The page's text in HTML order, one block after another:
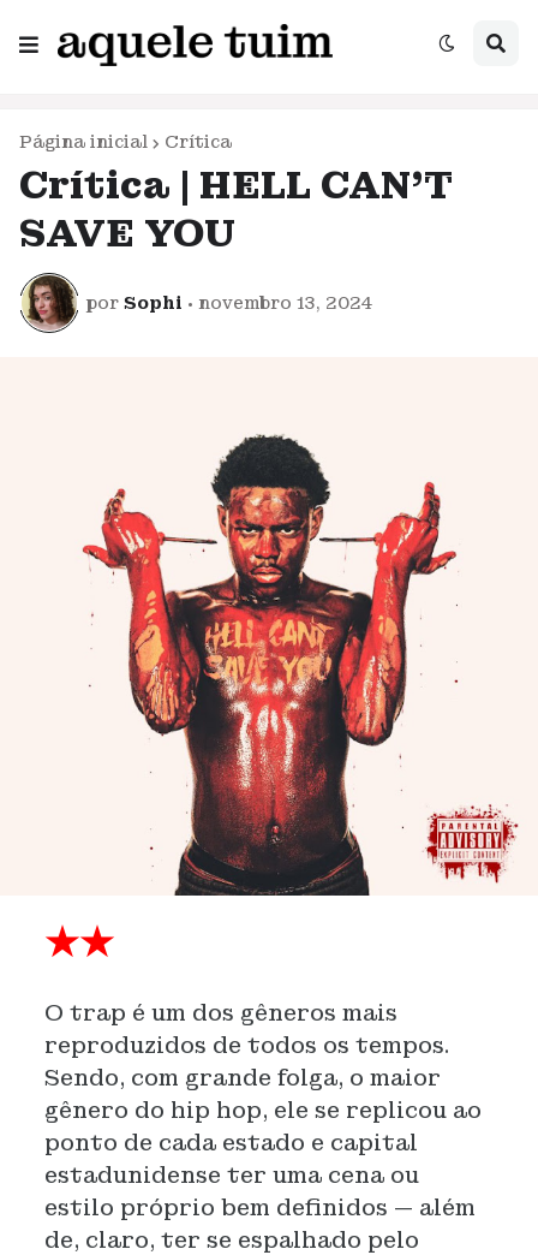
Página inicial Crítica
Crítica | HELL CAN'T
SAVE YOU
por Sophi • novembro 13, 2024
★★
O trap é um dos gêneros mais
reproduzidos de todos os tempos.
Sendo, com grande folga, o maior
gênero do hip hop, ele se replicou ao
ponto de cada estado e capital
estadunidense ter uma cena ou
estilo próprio bem definidos — além
de, claro, ter se espalhado pelo